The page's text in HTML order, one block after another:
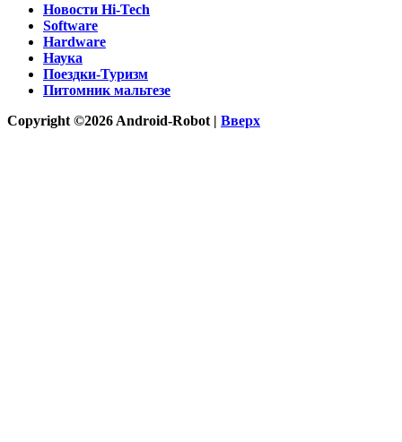
Новости Hi-Tech
Software
Hardware
Наука
Поездки-Туризм
Питомник мальтезе
Copyright ©2026 Android-Robot | Вверх